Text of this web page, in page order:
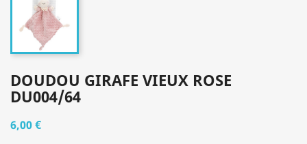
DOUDOU GIRAFE VIEUX ROSE
DU004/64
6,00 €